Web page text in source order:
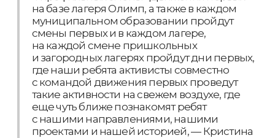
на базе лагеря Олимп, а также в каждом
муниципальном образовании пройдут
смены первых и в каждом лагере,
на каждой смене пришкольных
и загородных лагерях пройдут дни первых,
где наши ребята активисты совместно
с командой движения первых проведут
такие активности на свежем воздухе, где
еще чуть ближе познакомят ребят
с нашими направлениями, нашими
проектами и нашей историей, — Кристина